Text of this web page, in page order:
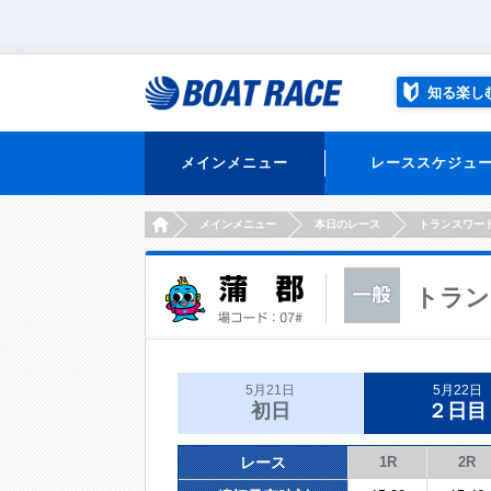
知る楽し
メインメニュー レーススケジュ
HOMEメインメニュー 本日のレース トランスワー
トラ
5月21日
初日
5月22日
２日目
レース 1R 2R